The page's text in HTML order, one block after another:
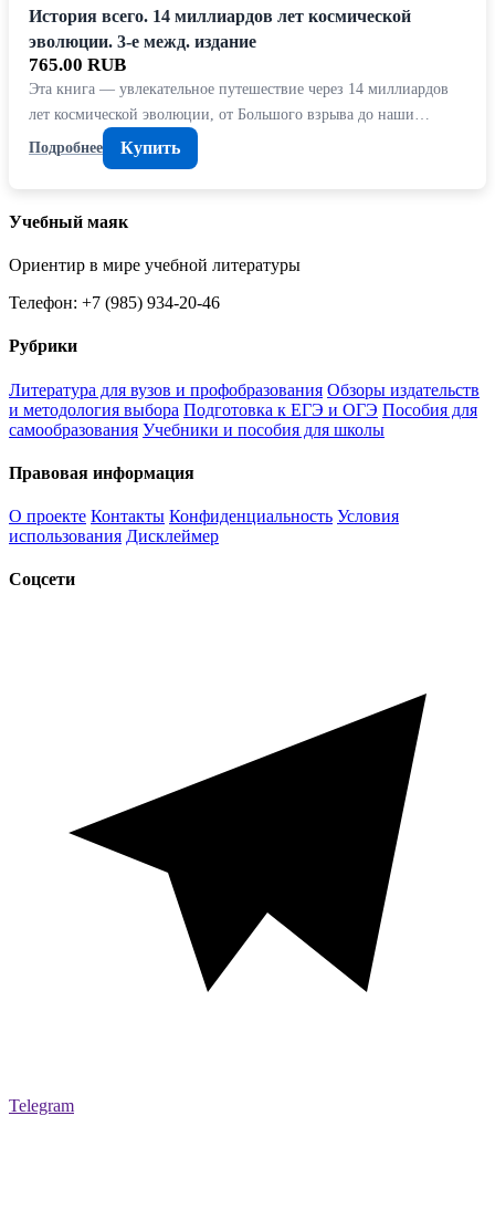
История всего. 14 миллиардов лет космической
эволюции. 3-е межд. издание
765.00 RUB
Эта книга — увлекательное путешествие через 14 миллиардов
лет космической эволюции, от Большого взрыва до наши…
Подробнее
Купить
Учебный маяк
Ориентир в мире учебной литературы
Телефон: +7 (985) 934-20-46
Рубрики
Литература для вузов и профобразования Обзоры издательств
и методология выбора Подготовка к ЕГЭ и ОГЭ Пособия для
самообразования Учебники и пособия для школы
Правовая информация
О проекте Контакты Конфиденциальность Условия
использования Дисклеймер
Соцсети
Telegram